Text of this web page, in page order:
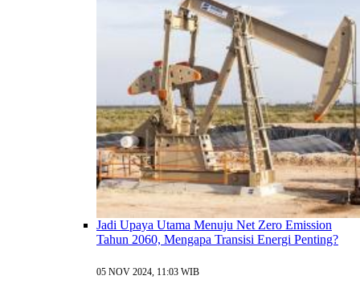
Jadi Upaya Utama Menuju Net Zero Emission
Tahun 2060, Mengapa Transisi Energi Penting?
05 NOV 2024, 11:03 WIB